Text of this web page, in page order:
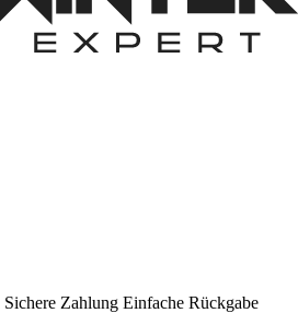
Sichere Zahlung Einfache Rückgabe